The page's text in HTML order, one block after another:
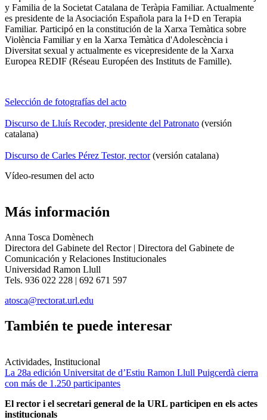
y Familia de la Societat Catalana de Teràpia Familiar. Actualmente
es presidente de la Asociación Española para la I+D en Terapia
Familiar. Participó en la constitución de la Xarxa Temàtica sobre
Violència Familiar y en la Xarxa Temàtica d'Adolescència i
Diversitat sexual y actualmente es vicepresidente de la Xarxa
Europea REDIF (Réseau Européen des Instituts de Famille).
Selección de fotografías del acto
Discurso de Lluís Recoder, presidente del Patronato (versión
catalana)
Discurso de Carles Pérez Testor, rector(versión catalana)
Vídeo-resumen del acto
Más información
Anna Tosca Domènech
Directora del Gabinete del Rector | Directora del Gabinete de
Comunicación y Relaciones Institucionales
Universidad Ramon Llull
Tels. 936 022 228 | 692 671 597
atosca@rectorat.url.edu
También te puede interesar
Actividades, Institucional
La 28a edición Universitat de d’Estiu Ramon Llull Puigcerdà cierra
con más de 1.250 participantes
El rector i el secretari general de la URL participen en els actes
institucionals